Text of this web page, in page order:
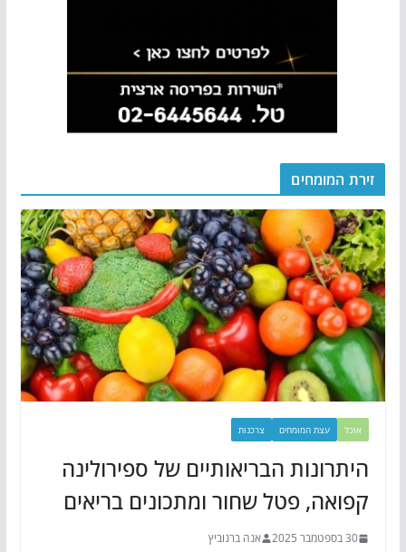
זירת המומחים
אוכל עצת המומחים צרכנות
היתרונות הבריאותיים של ספירולינה
קפואה, פטל שחור ומתכונים בריאים
30 בספטמבר 2025 אנה ברנוביץ